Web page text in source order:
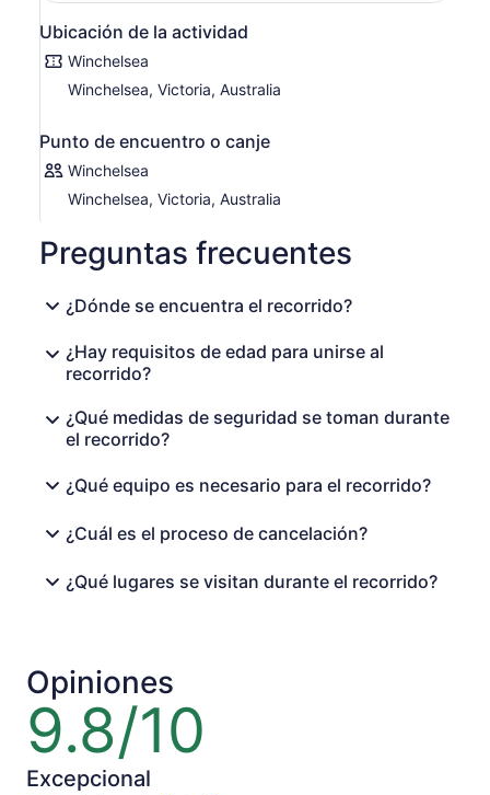
Ubicación de la actividad
Winchelsea
Winchelsea, Victoria, Australia
Punto de encuentro o canje
Winchelsea
Winchelsea, Victoria, Australia
Preguntas frecuentes
¿Dónde se encuentra el recorrido?
¿Hay requisitos de edad para unirse al
recorrido?
¿Qué medidas de seguridad se toman durante
el recorrido?
¿Qué equipo es necesario para el recorrido?
¿Cuál es el proceso de cancelación?
¿Qué lugares se visitan durante el recorrido?
Opiniones
9.8/10
9.8
de
10
Excepcional